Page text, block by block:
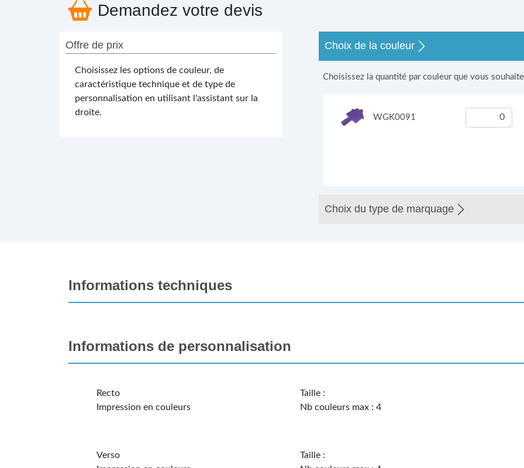
Demandez votre devis
Offre de prix
Choisissez les options de couleur, de
caractéristique technique et de type de
personnalisation en utilisant l'assistant sur la
droite.
Choix de la couleur
Choisissez la quantité par couleur que vous
WGK0091
Choix du type de marquage
Informations techniques
Informations de personnalisation
Recto
Impression en couleurs
Taille :
Nb couleurs max : 4
Verso
Taille :